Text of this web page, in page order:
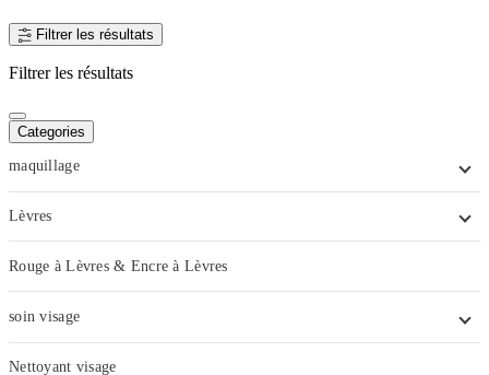
Filtrer les résultats
Filtrer les résultats
Categories
maquillage
Lèvres
Rouge à Lèvres & Encre à Lèvres
soin visage
Nettoyant visage